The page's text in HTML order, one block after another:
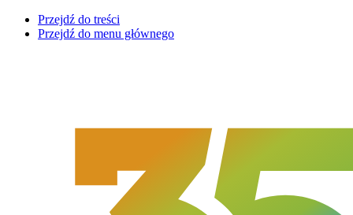
Przejdź do treści
Przejdź do menu głównego